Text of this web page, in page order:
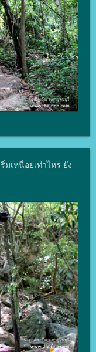
เหนื่อยเท่าไหร่ ยัง